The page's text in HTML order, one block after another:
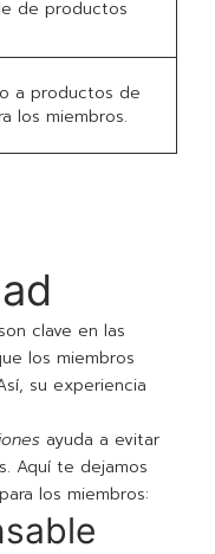
de productos
a productos de
los miembros.
clave en las
los miembros
su experiencia
ayuda a evitar
Aquí te dejamos
para los miembros: